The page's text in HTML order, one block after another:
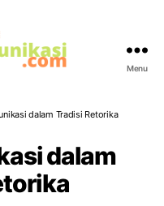
Menu
dalam Tradisi Retorika
dalam